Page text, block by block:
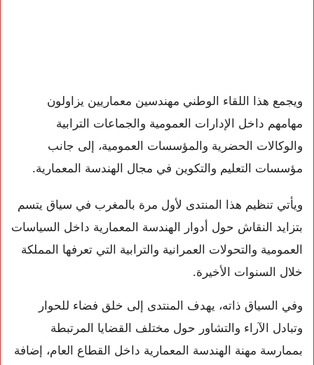
ويجمع هذا اللقاء الوطني مهندسين معماريين يزاولون
مهامهم داخل الإدارات العمومية والجماعات الترابية
والوكالات الحضرية والمؤسسات العمومية، إلى جانب
مؤسسات التعليم والتكوين في مجال الهندسة المعمارية.
ويأتي تنظيم هذا المنتدى لأول مرة بالمغرب في سياق يتسم
بتزايد النقاش حول أدوار الهندسة المعمارية داخل السياسات
العمومية والتحولات العمرانية والترابية التي تعرفها المملكة
خلال السنوات الأخيرة.
وفي السياق ذاته، يهدف المنتدى إلى خلق فضاء للحوار
وتبادل الآراء والتشاور حول مختلف القضايا المرتبطة
بممارسة مهنة الهندسة المعمارية داخل القطاع العام، إضافة